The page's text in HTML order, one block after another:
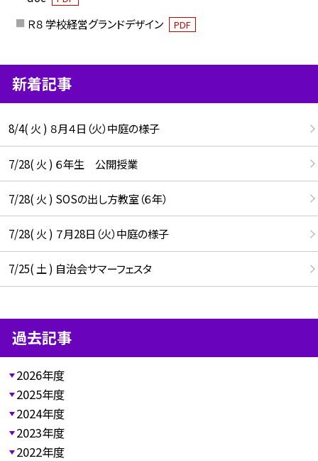
Ｒ８ 学校経営グランドデザイン PDF
新着記事
8/4( 火 ) ８月４日（火）中庭の様子
7/28( 火 ) ６年生 公開授業
7/28( 火 ) SOSの出し方教室（６年）
7/28( 火 ) ７月28日（火）中庭の様子
7/25( 土 ) 自治会サマーフェスタ
過去記事
2026年度
2025年度
2024年度
2023年度
2022年度